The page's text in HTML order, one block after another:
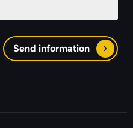
Send information